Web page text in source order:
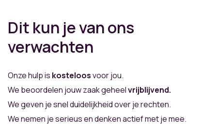
Dit kun je van ons
verwachten
Onze hulp is kosteloosvoor jou.
We beoordelen jouw zaak geheelvrijblijvend.
We geven je snel duidelijkheid over je rechten.
We nemen je serieus en denken actief met je mee.